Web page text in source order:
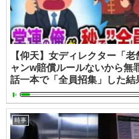
【仰天】女ディレクター「
ャンw賠償ルールないから
話一本で「全員招集」した
時事